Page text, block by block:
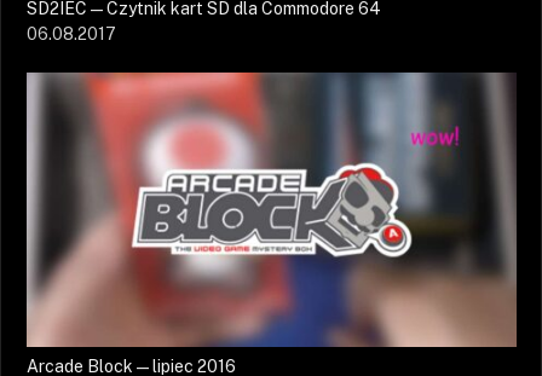
SD2IEC — Czytnik kart SD dla Commodore 64
06.08.2017
Arcade Block — lipiec 2016